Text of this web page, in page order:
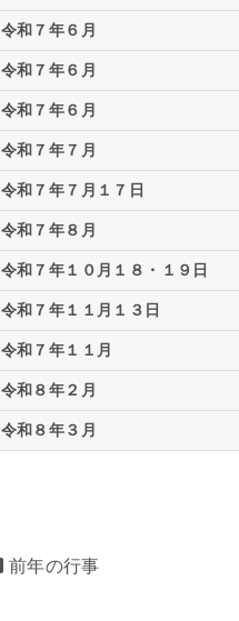
令和７年６月
令和７年６月
令和７年６月
令和７年７月
令和７年７月１７日
令和７年８月
令和７年１０月１８・１９日
令和７年１１月１３日
令和７年１１月
令和８年２月
令和８年３月
前年の行事